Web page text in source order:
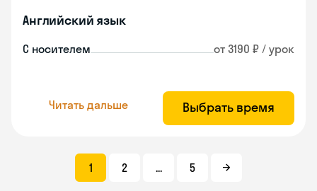
Английский язык
С носителем от 3190 ₽ / урок
Читать дальше Выбрать время
1 2 ... 5